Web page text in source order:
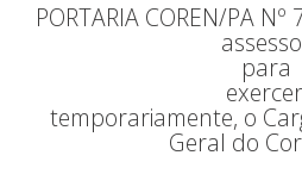
PORTARIA COREN/PA
para
temporariamente, o
Geral do